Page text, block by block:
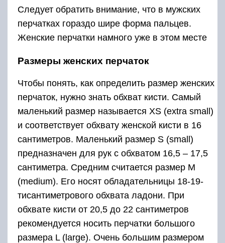
Следует обратить внимание, что в мужских
перчатках гораздо шире форма пальцев.
Женские перчатки намного уже в этом месте
Размеры женских перчаток
Чтобы понять, как определить размер женских
перчаток, нужно знать обхват кисти. Самый
маленький размер называется XS (extra small)
и соответствует обхвату женской кисти в 16
сантиметров. Маленький размер S (small)
предназначен для рук с обхватом 16,5 – 17,5
сантиметра. Средним считается размер M
(medium). Его носят обладательницы 18-19-
тисантиметрового обхвата ладони. При
обхвате кисти от 20,5 до 22 сантиметров
рекомендуется носить перчатки большого
размера L (large). Очень большим размером